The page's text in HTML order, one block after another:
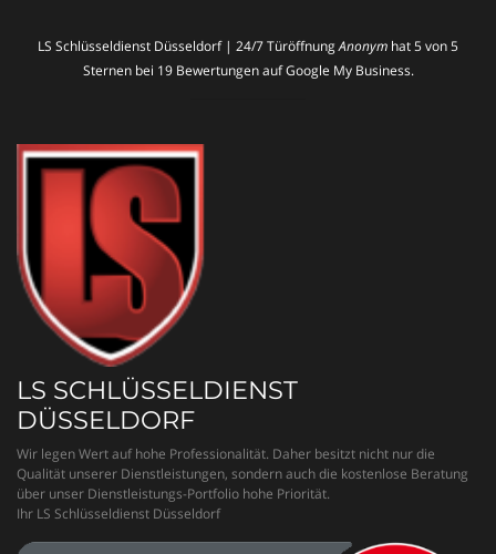
LS Schlüsseldienst Düsseldorf | 24/7 TüröffnungAnonym hat5von5
Sternen bei 19Bewertungen auf Google My Business.
LS SCHLÜSSELDIENST
DÜSSELDORF
Wir legen Wert auf hohe Professionalität. Daher besitzt nicht nur die
Qualität unserer Dienstleistungen, sondern auch die kostenlose Beratung
über unser Dienstleistungs-Portfolio hohe Priorität.
Ihr LS Schlüsseldienst Düsseldorf